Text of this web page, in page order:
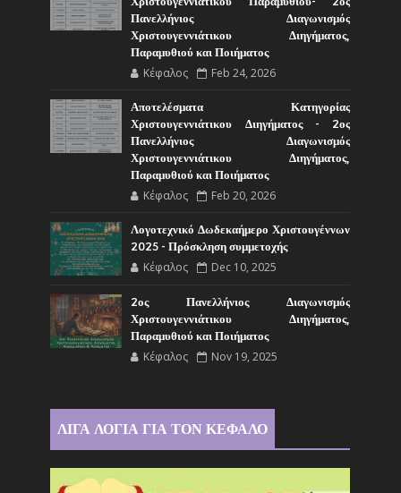
Πανελλήνιος Διαγωνισμός
Χριστουγεννιάτικου Διηγήματος,
Παραμυθιού και Ποιήματος
Κέφαλος Feb 24, 2026
Αποτελέσματα Κατηγορίας
Χριστουγεννιάτικου Διηγήματος - 2ος
Πανελλήνιος Διαγωνισμός
Χριστουγεννιάτικου Διηγήματος,
Παραμυθιού και Ποιήματος
Κέφαλος Feb 20, 2026
Λογοτεχνικό Δωδεκαήμερο Χριστουγέννων
2025 - Πρόσκληση συμμετοχής
Κέφαλος Dec 10, 2025
2ος Πανελλήνιος Διαγωνισμός
Χριστουγεννιάτικου Διηγήματος,
Παραμυθιού και Ποιήματος
Κέφαλος Nov 19, 2025
ΛΙΓΑ ΛΟΓΙΑ ΓΙΑ ΤΟΝ ΚΕΦΑΛΟ